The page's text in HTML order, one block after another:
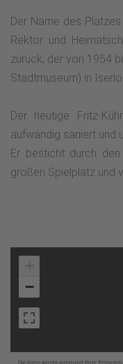
Der Name des
Rektor und
zurück, der von 1954
Stadtmuseum) in
Der heutige Fritz-
aufwändig saniert und
Er besticht durch
großen Spielplatz und
−